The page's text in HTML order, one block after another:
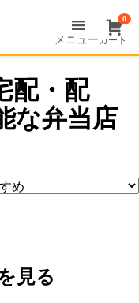
メニューカート
0
配・配
な弁当店
見る